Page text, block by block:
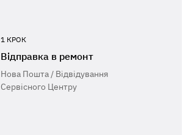
1 КРОК
Відправка в ремонт
Нова Пошта / Відвідування
Сервісного Центру